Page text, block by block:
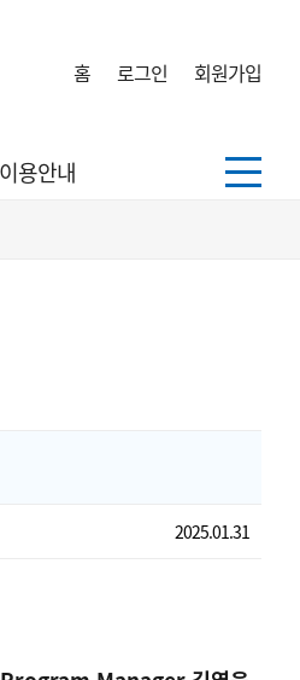
홈 로그인 회원가입
이용안내
2025.01.31